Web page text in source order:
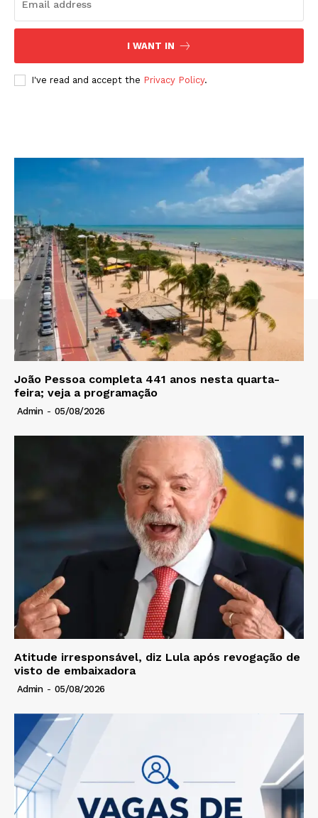
I WANT IN
I've read and accept the Privacy Policy.
João Pessoa completa 441 anos nesta quarta-
feira; veja a programação
Admin - 05/08/2026
Atitude irresponsável, diz Lula após revogação de
visto de embaixadora
Admin - 05/08/2026